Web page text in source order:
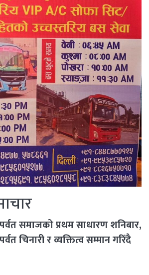
पर्वत समाजको प्रथम साधारण शनिबार,
पर्वत चिनारी र व्यक्तित्व सम्मान गरिँदै